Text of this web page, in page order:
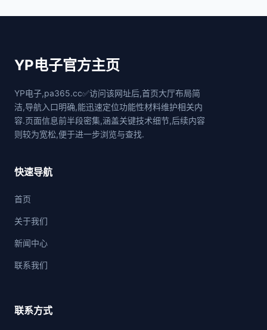
YP电子官方主页
YP电子,pa365.cc✅访问该网址后,首页大厅布局简
洁,导航入口明确,能迅速定位功能性材料维护相关内
容.页面信息前半段密集,涵盖关键技术细节,后续内容
则较为宽松,便于进一步浏览与查找.
快速导航
首页
关于我们
新闻中心
联系我们
联系方式